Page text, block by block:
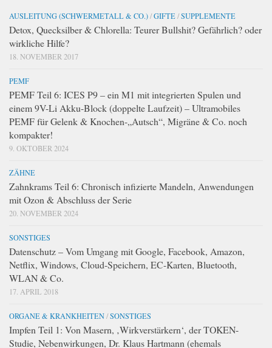
AUSLEITUNG (SCHWERMETALL & CO.)/GIFTE/SUPPLEMENTE
Detox, Quecksilber & Chlorella: Teurer Bullshit? Gefährlich? oder
wirkliche Hilfe?
18. NOVEMBER 2017
PEMF
PEMF Teil 6: ICES P9 – ein M1 mit integrierten Spulen und
einem 9V-Li Akku-Block (doppelte Laufzeit) – Ultramobiles
PEMF für Gelenk & Knochen-„Autsch“, Migräne & Co. noch
kompakter!
9. OKTOBER 2024
ZÄHNE
Zahnkrams Teil 6: Chronisch infizierte Mandeln, Anwendungen
mit Ozon & Abschluss der Serie
20. NOVEMBER 2024
SONSTIGES
Datenschutz – Vom Umgang mit Google, Facebook, Amazon,
Netflix, Windows, Cloud-Speichern, EC-Karten, Bluetooth,
WLAN & Co.
17. APRIL 2018
ORGANE & KRANKHEITEN/SONSTIGES
Impfen Teil 1: Von Masern, ‚Wirkverstärkern‘, der TOKEN-
Studie, Nebenwirkungen, Dr. Klaus Hartmann (ehemals